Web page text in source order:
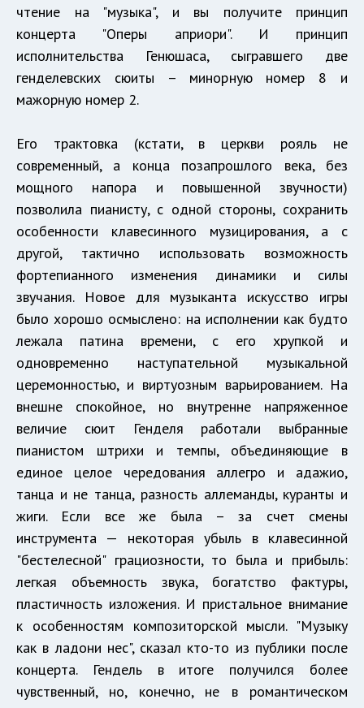
чтение на "музыка", и вы получите принцип
концерта "Оперы априори". И принцип
исполнительства Генюшаса, сыгравшего две
генделевских сюиты – минорную номер 8 и
мажорную номер 2.
Его трактовка (кстати, в церкви рояль не
современный, а конца позапрошлого века, без
мощного напора и повышенной звучности)
позволила пианисту, с одной стороны, сохранить
особенности клавесинного музицирования, а с
другой, тактично использовать возможность
фортепианного изменения динамики и силы
звучания. Новое для музыканта искусство игры
было хорошо осмыслено: на исполнении как будто
лежала патина времени, с его хрупкой и
одновременно наступательной музыкальной
церемонностью, и виртуозным варьированием. На
внешне спокойное, но внутренне напряженное
величие сюит Генделя работали выбранные
пианистом штрихи и темпы, объединяющие в
единое целое чередования аллегро и адажио,
танца и не танца, разность аллеманды, куранты и
жиги. Если все же была – за счет смены
инструмента — некоторая убыль в клавесинной
"бестелесной" грациозности, то была и прибыль:
легкая объемность звука, богатство фактуры,
пластичность изложения. И пристальное внимание
к особенностям композиторской мысли. "Музыку
как в ладони нес", сказал кто-то из публики после
концерта. Гендель в итоге получился более
чувственный, но, конечно, не в романтическом